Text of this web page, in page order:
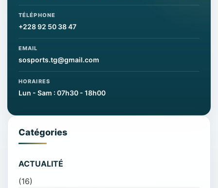
TÉLÉPHONE
+228 92 50 38 47
EMAIL
sosports.tg@gmail.com
HORAIRES
Lun - Sam : 07h30 - 18h00
Catégories
ACTUALITÉ
(16)